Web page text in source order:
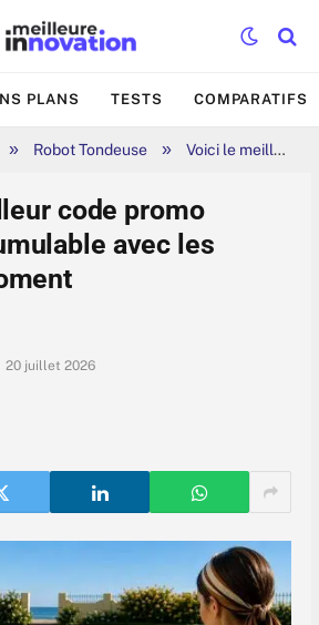
PLANS TESTS COMPARATIFS
» Robot Tondeuse » Voici le meilleur code promo Navimow, cumulable avec les offres du moment
code promo
avec les
20 juillet 2026